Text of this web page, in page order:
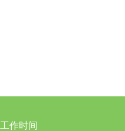
工作时间